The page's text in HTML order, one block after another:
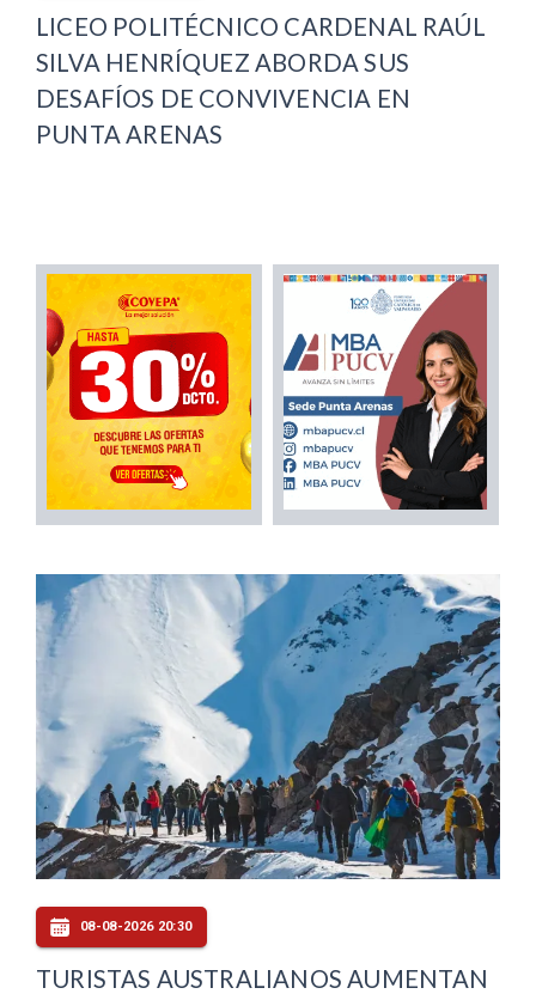
LICEO POLITÉCNICO CARDENAL RAÚL
SILVA HENRÍQUEZ ABORDA SUS
DESAFÍOS DE CONVIVENCIA EN
PUNTA ARENAS
08-08-2026 20:30
TURISTAS AUSTRALIANOS AUMENTAN